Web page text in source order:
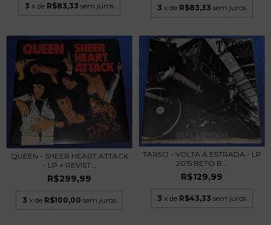
3 x de R$83,33 sem juros 3 x de R$83,33 sem juros
QUEEN - SHEER HEART ATTACK
- LP + REVIST...
R$299,99
3 x de R$100,00 sem juros
TARSO - VOLTA Á ESTRADA - LP
2015 BETO B...
R$129,99
3 x de R$43,33 sem juros